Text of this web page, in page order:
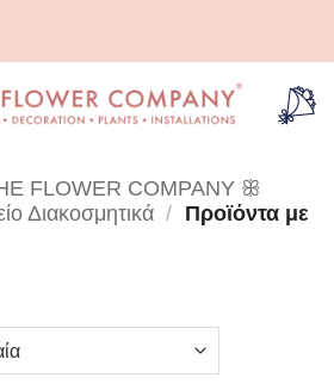
FLOWER COMPANY ꕥ
Διακοσμητικά / Προϊόντα με